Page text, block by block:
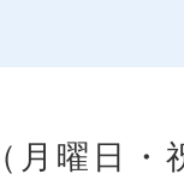
月曜日・